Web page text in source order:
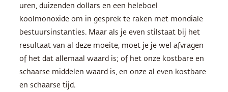
uren, duizenden dollars en een heleboel
koolmonoxide om in gesprek te raken met mondiale
bestuursinstanties. Maar als je even stilstaat bij het
resultaat van al deze moeite, moet je je wel afvragen
of het dat allemaal waard is; of het onze kostbare en
schaarse middelen waard is, en onze al even kostbare
en schaarse tijd.